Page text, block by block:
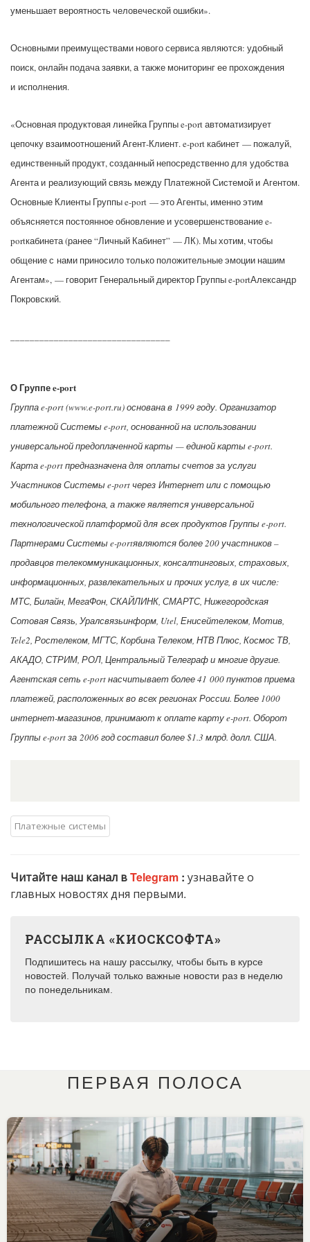
уменьшает вероятность человеческой ошибки».
Основными преимуществами нового сервиса являются: удобный
поиск, онлайн подача заявки, а также мониторинг ее прохождения
и исполнения.
«Основная продуктовая линейка Группы e-port автоматизирует
цепочку взаимоотношений Агент-Клиент. e-port кабинет — пожалуй,
единственный продукт, созданный непосредственно для удобства
Агента и реализующий связь между Платежной Системой и Агентом.
Основные Клиенты Группы e-port — это Агенты, именно этим
объясняется постоянное обновление и усовершенствование e-
portкабинета (ранее “Личный Кабинет” — ЛК). Мы хотим, чтобы
общение с нами приносило только положительные эмоции нашим
Агентам», — говорит Генеральный директор Группы e-portАлександр
Покровский.
О Группе e-port
Группа e-port (www.e-port.ru) основана в 1999 году. Организатор
платежной Системы e-port, основанной на использовании
универсальной предоплаченной карты — единой карты e-port.
Карта e-port предназначена для оплаты счетов за услуги
Участников Системы e-port через Интернет или с помощью
мобильного телефона, а также является универсальной
технологической платформой для всех продуктов Группы e-port.
Партнерами Системы e-portявляются более 200 участников –
продавцов телекоммуникационных, консалтинговых, страховых,
информационных, развлекательных и прочих услуг, в их числе:
МТС, Билайн, МегаФон, СКАЙЛИНК, СМАРТС, Нижегородская
Сотовая Связь, Уралсвязьинформ, Utel, Енисейтелеком, Мотив,
Tele2, Ростелеком, МГТС, Корбина Телеком, НТВ Плюс, Космос ТВ,
АКАДО, СТРИМ, РОЛ, Центральный Телеграф и многие другие.
Агентская сеть e-port насчитывает более 41 000 пунктов приема
платежей, расположенных во всех регионах России. Более 1000
интернет-магазинов, принимают к оплате карту e-port. Оборот
Группы e-port за 2006 год составил более $1.3 млрд. долл. США.
Платежные системы
Читайте наш канал вTelegram : узнавайте о
главных новостях дня первыми.
РАССЫЛКА «КИОСКСОФТА»
Подпишитесь на нашу рассылку, чтобы быть в курсе
новостей. Получай только важные новости раз в неделю
по понедельникам.
ПЕРВАЯ ПОЛОСА